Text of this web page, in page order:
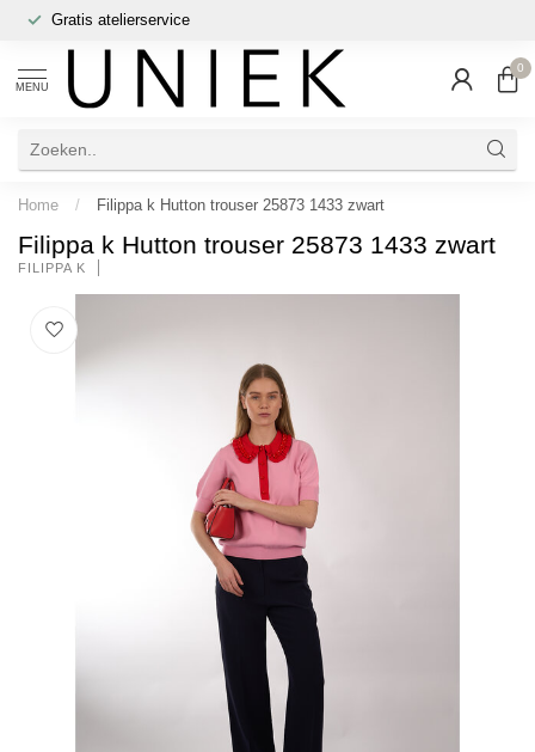
Gratis atelierservice
MENU
0
Home / Filippa k Hutton trouser 25873 1433 zwart
Filippa k Hutton trouser 25873 1433 zwart
FILIPPA K